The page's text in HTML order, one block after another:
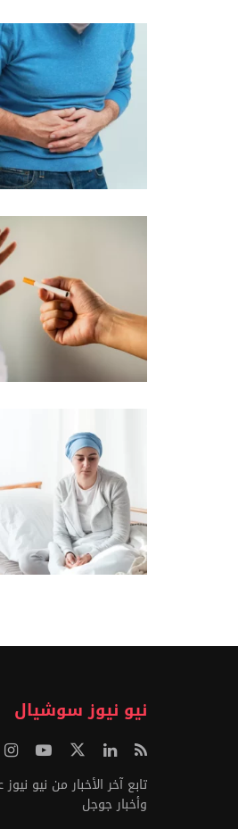
نيو نيوز سوشيال
تابع آخر الأخبار من نيو
وأخبار جوجل